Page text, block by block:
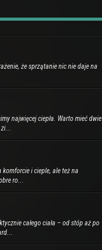
że sprzątanie nic nie daje na
najwięcej ciepła. Warto mieć dwie
i cieple, ale też na
ro...
całego ciała – od stóp aż po